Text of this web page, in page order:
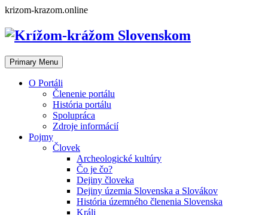
Skip
content
krizom-krazom.online
Primary Menu
O Portáli
Členenie portálu
História portálu
Spolupráca
Zdroje informácií
Pojmy
Človek
Archeologické kultúry
Čo je čo?
Dejiny človeka
Dejiny územia Slovenska a Slovákov
História územného členenia Slovenska
Králi